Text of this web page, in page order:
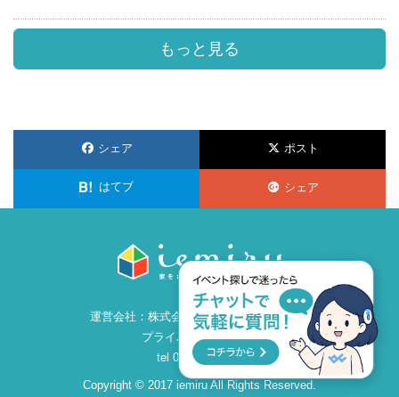
もっと見る
シェア ポスト
はてブ シェア
運営会社： 株式会社ビズ・クリエイション
プライバシーポリシー
tel 086-259-2860
Copyright © 2017 iemiru All Rights Reserved.